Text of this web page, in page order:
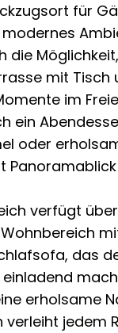
für
die
mit Tisch
im
ein
oder
verfügt
das
erholsame
verleiht jedem